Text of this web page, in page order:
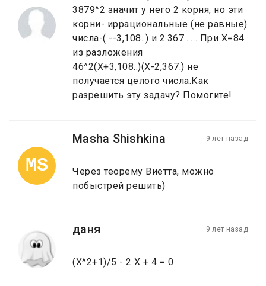
3879^2 значит у него 2 корня, но эти
корни- иррациональные (не равные)
числа-( --3,108..) и 2.367.... . При X=84
из разложения
46^2(X+3,108..)(X-2,367.) не
получается целого числа.Как
разрешить эту задачу? Помогите!
MS
Masha Shishkina 9 лет назад
Через теорему Виетта, можно
побыстрей решить)
даня 9 лет назад
(X^2+1)/5 - 2 X + 4 = 0